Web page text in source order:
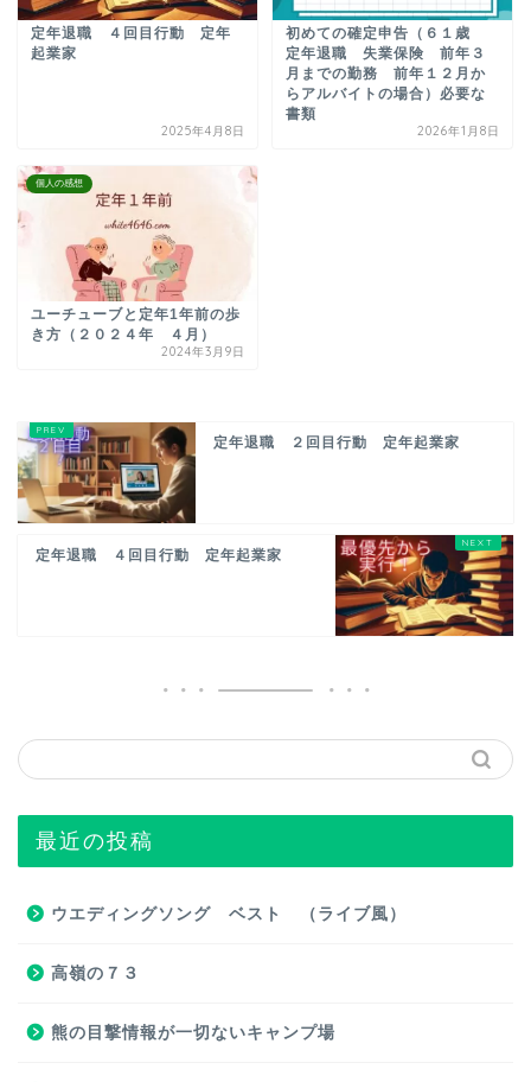
定年退職 ４回目行動 定年
起業家
2025年4月8日
初めての確定申告（６１歳
定年退職 失業保険 前年３
月までの勤務 前年１２月か
らアルバイトの場合）必要な
書類
2026年1月8日
個人の感想
ユーチューブと定年1年前の歩
き方（２０２４年 ４月）
2024年3月9日
定年退職 ２回目行動 定年起業家
定年退職 ４回目行動 定年起業家
最近の投稿
ウエディングソング ベスト （ライブ風）
高嶺の７３
熊の目撃情報が一切ないキャンプ場